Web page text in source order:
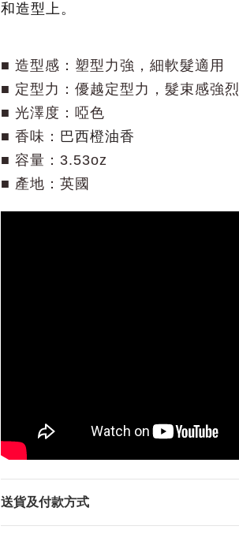
和造型上。
■ 造型感：塑型力強，細軟髮適用
■ 定型力：優越定型力，髮束感強烈
■ 光澤度：啞色
■ 香味： 巴西橙油香
■ 容量：3.53oz
■ 產地：英國
送貨及付款方式